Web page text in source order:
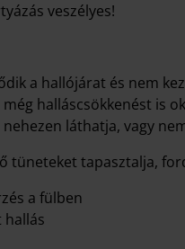
veszélyes!
a hallójárat és nem
halláscsökkenést is
láthatja, vagy
tüneteket tapasztalja,
a fülben
hallás